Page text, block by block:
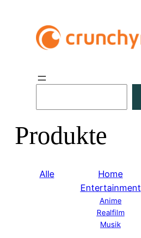
h
e
Produkte
Alle
Home
Entertainment
Anime
Realfilm
Musik